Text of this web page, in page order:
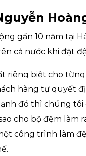
gần 10 năm tại
cả nước khi đặt
riêng biệt cho
hàng tự quyết
đó thì chúng
cho bộ đệm làm
công trình làm